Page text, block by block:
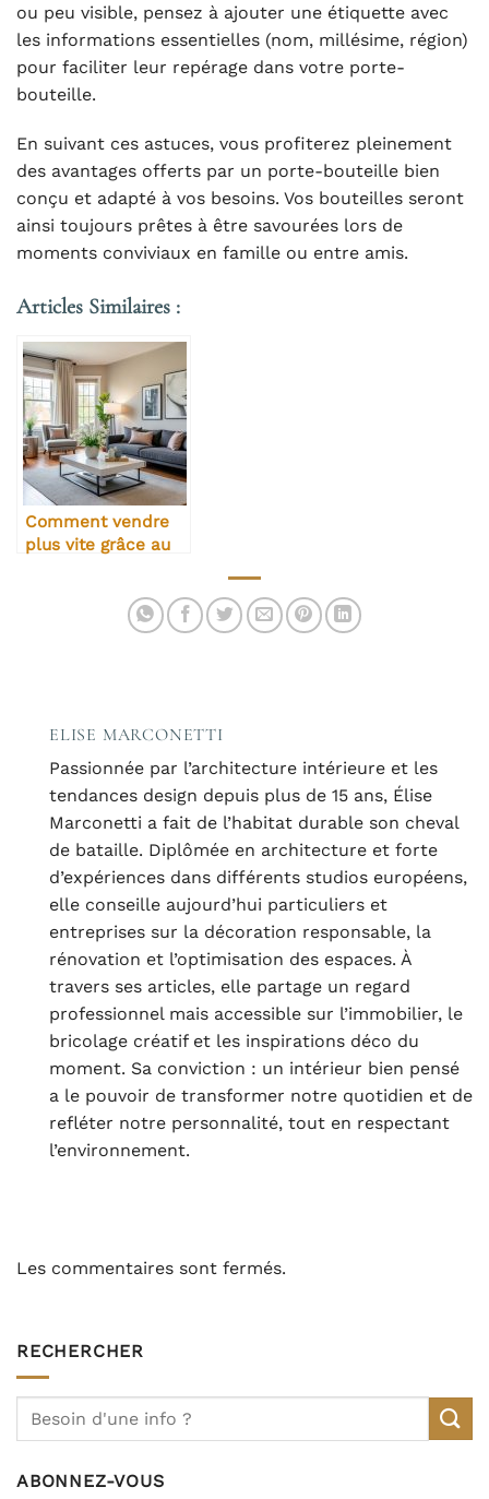
ou peu visible, pensez à ajouter une étiquette avec
les informations essentielles (nom, millésime, région)
pour faciliter leur repérage dans votre porte-
bouteille.
En suivant ces astuces, vous profiterez pleinement
des avantages offerts par un porte-bouteille bien
conçu et adapté à vos besoins. Vos bouteilles seront
ainsi toujours prêtes à être savourées lors de
moments conviviaux en famille ou entre amis.
Articles Similaires :
Comment vendre
plus vite grâce au
ELISE MARCONETTI
Passionnée par l’architecture intérieure et les
tendances design depuis plus de 15 ans, Élise
Marconetti a fait de l’habitat durable son cheval
de bataille. Diplômée en architecture et forte
d’expériences dans différents studios européens,
elle conseille aujourd’hui particuliers et
entreprises sur la décoration responsable, la
rénovation et l’optimisation des espaces. À
travers ses articles, elle partage un regard
professionnel mais accessible sur l’immobilier, le
bricolage créatif et les inspirations déco du
moment. Sa conviction : un intérieur bien pensé
a le pouvoir de transformer notre quotidien et de
refléter notre personnalité, tout en respectant
l’environnement.
Les commentaires sont fermés.
RECHERCHER
ABONNEZ-VOUS